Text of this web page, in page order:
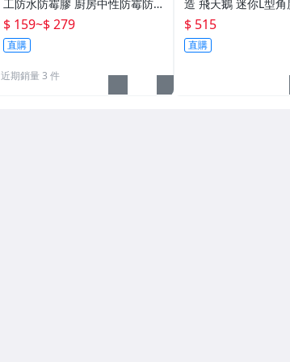
工防水防霉膠 廚房中性防霉防
黑玻璃膠 防水膠 透明膠 防黴膠
☆意樂鋪☆
$ 159~$ 279
直購
近期銷量 3 件
造 飛天鵝 迷你L型
0度轉接頭L型轉角器
3mm！(特價)
$ 515
直購